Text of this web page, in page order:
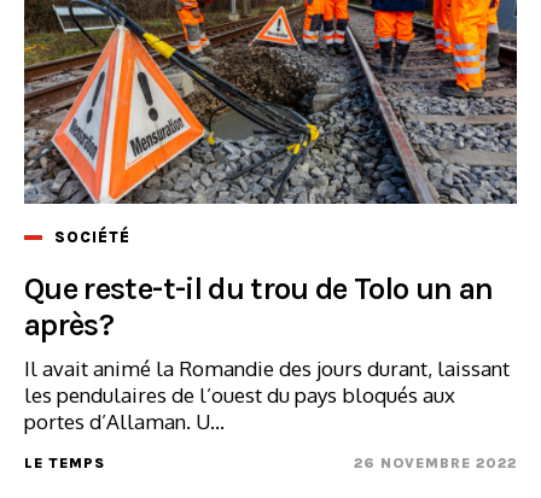
SOCIÉTÉ
Que reste-t-il du trou de Tolo un an
après?
Il avait animé la Romandie des jours durant, laissant
les pendulaires de l’ouest du pays bloqués aux
portes d’Allaman. U...
LE TEMPS 26 NOVEMBRE 2022